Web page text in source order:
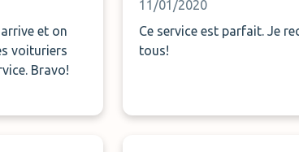
et on
voituriers
Bravo!
11/01/2020
Ce service est parfait. Je
tous!